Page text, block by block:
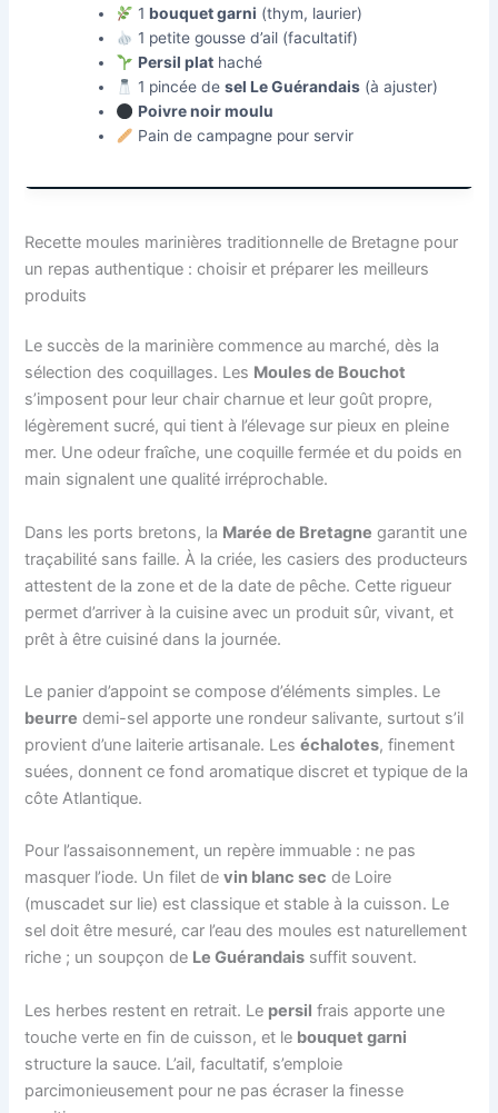
1 bouquet garni (thym, laurier)
1 petite gousse d’ail (facultatif)
Persil plathaché
1 pincée de sel Le Guérandais(à ajuster)
Poivre noir moulu
Pain de campagne pour servir
Recette moules marinières traditionnelle de Bretagne pour
un repas authentique : choisir et préparer les meilleurs
produits
Le succès de la marinière commence au marché, dès la
sélection des coquillages. Les Moules de Bouchot
s’imposent pour leur chair charnue et leur goût propre,
légèrement sucré, qui tient à l’élevage sur pieux en pleine
mer. Une odeur fraîche, une coquille fermée et du poids en
main signalent une qualité irréprochable.
Dans les ports bretons, la Marée de Bretagne garantit une
traçabilité sans faille. À la criée, les casiers des producteurs
attestent de la zone et de la date de pêche. Cette rigueur
permet d’arriver à la cuisine avec un produit sûr, vivant, et
prêt à être cuisiné dans la journée.
Le panier d’appoint se compose d’éléments simples. Le
beurre demi-sel apporte une rondeur salivante, surtout s’il
provient d’une laiterie artisanale. Leséchalotes, finement
suées, donnent ce fond aromatique discret et typique de la
côte Atlantique.
Pour l’assaisonnement, un repère immuable : ne pas
masquer l’iode. Un filet devin blanc sec de Loire
(muscadet sur lie) est classique et stable à la cuisson. Le
sel doit être mesuré, car l’eau des moules est naturellement
riche ; un soupçon de Le Guérandais suffit souvent.
Les herbes restent en retrait. Le persil frais apporte une
touche verte en fin de cuisson, et le bouquet garni
structure la sauce. L’ail, facultatif, s’emploie
parcimonieusement pour ne pas écraser la finesse